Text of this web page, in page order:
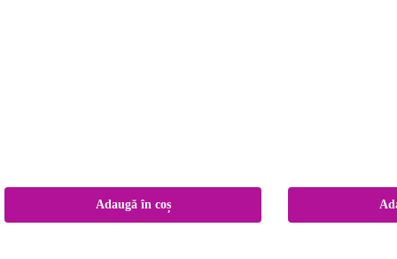
Adaugă în coș